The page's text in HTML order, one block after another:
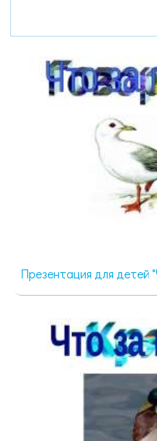
Презентация для детей